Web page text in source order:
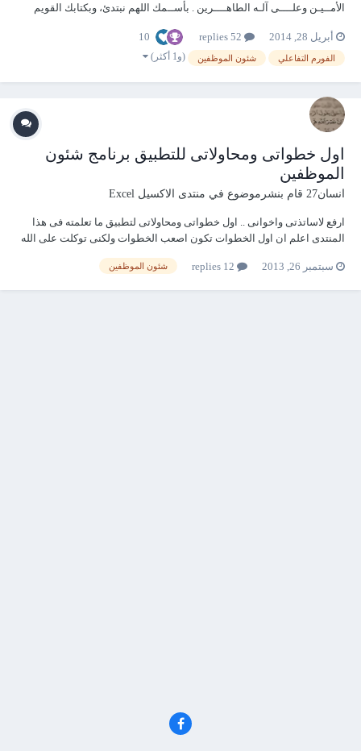
الأمــيـن وعلــــى آلـه الطاهــــرين . بأســمك اللهم نبتدئ، وبكتابك القويم
وأصلـح أعمالنا وأتنا رشـدنا... فما توفيقنا إلا بكـ وما توكلــنا إلا عــليك...
أبريل 28, 2014 10
الفورم التفاعلي شئون الموظفين (و1 أكثر)
اول خطواتى ومحاولاتى للتطبيق برنامج شئون
الموظفين
انسان27 قام بنشرموضوع في منتدى الاكسيل Excel
ارفع لاساتذتى واخوانى .. اول خطواتى ومحاولاتى لتطبيق ما تعلمته فى هذا
المنتدى اعلم ان اول الخطوات تكون اصعب الخطوات ولكنى توكلت على الله
بالبرنامج اولا- ملاحظة ان البرنامج كان يعمل جيدا ولكن الان حاولت فتح الملف
سبتمبر 26, 2013 شئون الموظفين